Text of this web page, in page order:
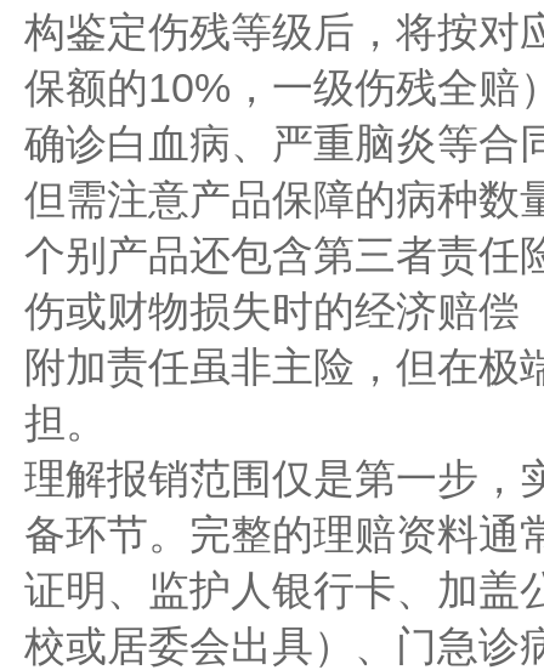
构鉴定伤残等级后，将按对
保额的10%，一级伤残全赔
确诊白血病、严重脑炎等合
但需注意产品保障的病种数
个别产品还包含第三者责任
伤或财物损失时的经济赔偿
附加责任虽非主险，但在极
担。
理解报销范围仅是第一步，
备环节。完整的理赔资料通
证明、监护人银行卡、加盖
校或居委会出具）、门急诊